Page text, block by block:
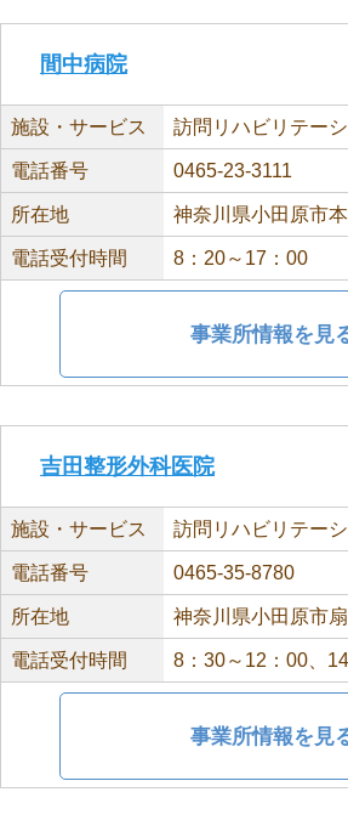
間中病院
施設・サービス 訪問リハビリテー
電話番号 0465-23-3111
所在地 神奈川県小田原市
電話受付時間 8：20～17：00
事業所情報を見
吉田整形外科医院
施設・サービス 訪問リハビリテー
電話番号 0465-35-8780
所在地 神奈川県小田原市
電話受付時間 8：30～12：00、
事業所情報を見